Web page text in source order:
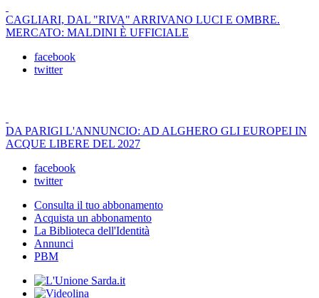
CAGLIARI, DAL "RIVA" ARRIVANO LUCI E OMBRE.
MERCATO: MALDINI È UFFICIALE
facebook
twitter
DA PARIGI L'ANNUNCIO: AD ALGHERO GLI EUROPEI IN
ACQUE LIBERE DEL 2027
facebook
twitter
Consulta il tuo abbonamento
Acquista un abbonamento
La Biblioteca dell'Identità
Annunci
PBM